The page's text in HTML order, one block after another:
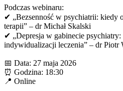
Podczas webinaru:
✔ „Bezsenność w psychiatrii: kiedy
terapii” – dr Michał Skalski
✔ „Depresja w gabinecie
indywidualizacji leczenia” – dr Piotr
📅 Data: 27 maja 2026
⏰ Godzina: 18:30
📍 Online